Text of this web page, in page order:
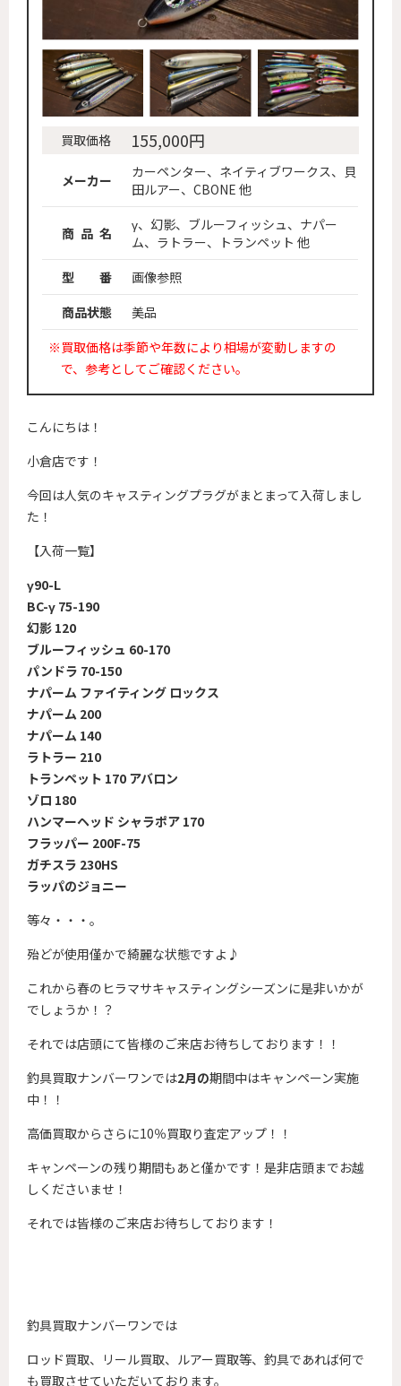
買取価格 155,000円
メーカー
カーペンター、ネイティブワークス、貝
田ルアー、CBONE 他
商 品 名
γ、幻影、ブルーフィッシュ、ナパー
ム、ラトラー、トランペット 他
型 番
画像参照
商品状態
美品
※買取価格は季節や年数により相場が変動しますの
で、参考としてご確認ください。
こんにちは！
小倉店です！
今回は人気のキャスティングプラグがまとまって入荷しまし
た！
【入荷一覧】
γ90-L
BC-γ 75-190
幻影 120
ブルーフィッシュ 60-170
パンドラ 70-150
ナパーム ファイティング ロックス
ナパーム 200
ナパーム 140
ラトラー 210
トランペット 170 アバロン
ゾロ 180
ハンマーヘッド シャラポア 170
フラッパー 200F-75
ガチスラ 230HS
ラッパのジョニー
等々・・・。
殆どが使用僅かで綺麗な状態ですよ♪
これから春のヒラマサキャスティングシーズンに是非いかが
でしょうか！？
それでは店頭にて皆様のご来店お待ちしております！！
釣具買取ナンバーワンでは2月の期間中はキャンペーン実施
中！！
高価買取からさらに10％買取り査定アップ！！
キャンペーンの残り期間もあと僅かです！是非店頭までお越
しくださいませ！
それでは皆様のご来店お待ちしております！
釣具買取ナンバーワンでは
ロッド買取、リール買取、ルアー買取等、釣具であれば何で
も買取させていただいております。